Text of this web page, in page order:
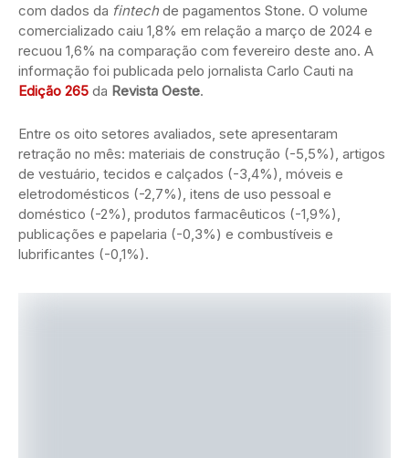
com dados da fintech de pagamentos Stone. O volume
comercializado caiu 1,8% em relação a março de 2024 e
recuou 1,6% na comparação com fevereiro deste ano. A
informação foi publicada pelo jornalista Carlo Cauti na
Edição 265 da Revista Oeste.
Entre os oito setores avaliados, sete apresentaram
retração no mês: materiais de construção (-5,5%), artigos
de vestuário, tecidos e calçados (-3,4%), móveis e
eletrodomésticos (-2,7%), itens de uso pessoal e
doméstico (-2%), produtos farmacêuticos (-1,9%),
publicações e papelaria (-0,3%) e combustíveis e
lubrificantes (-0,1%).